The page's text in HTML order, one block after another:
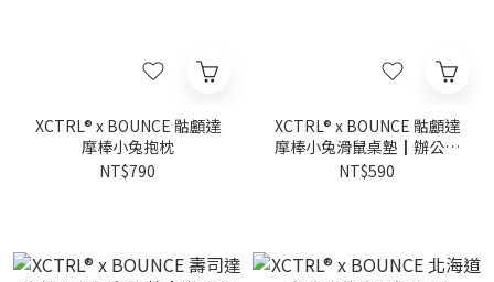
XCTRL® x BOUNCE 骷顱達
摩棒小兔抱枕
NT$790
XCTRL® x BOUNCE 骷顱達
摩棒小兔滑鼠桌墊┃辦公電
腦 電競
NT$590